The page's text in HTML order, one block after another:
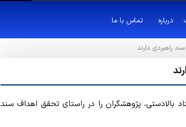
درباره تماس با ما
راهبردی دارند
بالادستی، پژوهشگران را در راستای تحقق اهداف سند